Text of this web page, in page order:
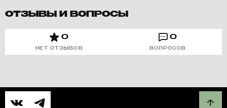
ОТЗЫВЫ И ВОПРОСЫ
0
НЕТ ОТЗЫВОВ
0
ВОПРОСОВ